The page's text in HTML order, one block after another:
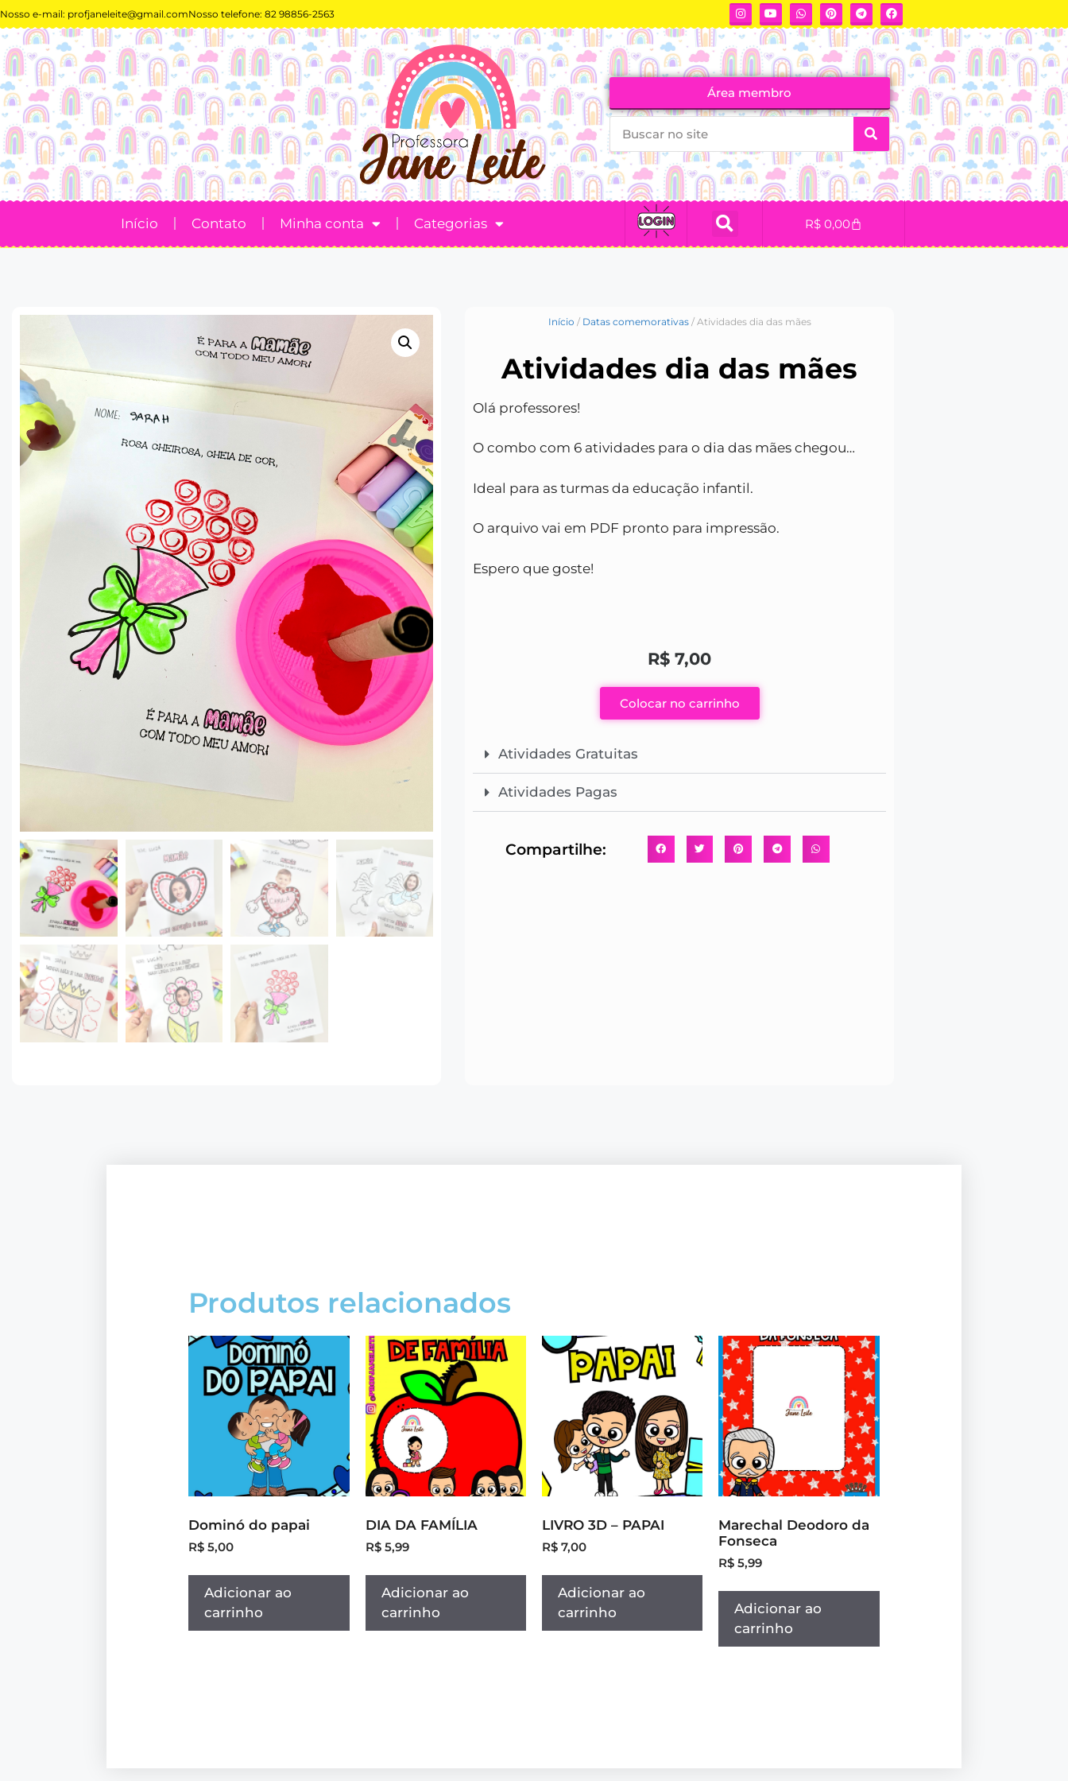
Nosso e-mail: profjaneleite@gmail.comNosso telefone: 82 98856-2563
Área membro
Início Contato Minha conta Categorias R$ 0,00
Início / Datas comemorativas/ Atividades dia das mães
Atividades dia das mães
Olá professores!
O combo com 6 atividades para o dia das mães chegou…
Ideal para as turmas da educação infantil.
O arquivo vai em PDF pronto para impressão.
Espero que goste!
R$7,00
Colocar no carrinho
Atividades Gratuitas
Atividades Pagas
Compartilhe:
Produtos relacionados
Dominó do papai
R$ 5,00
Adicionar ao
carrinho
DIA DA FAMÍLIA
R$5,99
Adicionar ao
carrinho
LIVRO 3D – PAPAI
R$7,00
Adicionar ao
carrinho
Marechal Deodoro da
Fonseca
R$ 5,99
Adicionar ao
carrinho